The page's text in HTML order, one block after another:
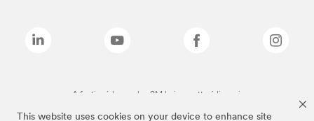
This website uses cookies on your device to enhance site
A fenti márkanevek a 3M bejegyzett védjegyei.